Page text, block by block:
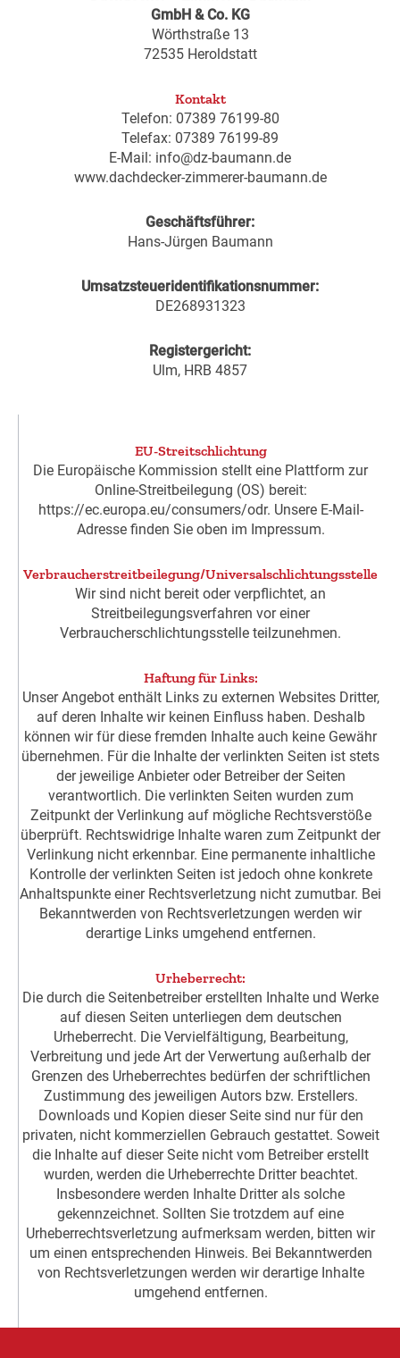
GmbH & Co. KG
Wörthstraße 13
72535 Heroldstatt
Kontakt
Telefon: 07389 76199-80
Telefax: 07389 76199-89
E-Mail: info@dz-baumann.de
www.dachdecker-zimmerer-baumann.de
Geschäftsführer:
Hans-Jürgen Baumann
Umsatzsteueridentifikationsnummer:
DE268931323
Registergericht:
Ulm, HRB 4857
EU-Streitschlichtung
Die Europäische Kommission stellt eine Plattform zur
Online-Streitbeilegung (OS) bereit:
https://ec.europa.eu/consumers/odr. Unsere E-Mail-
Adresse finden Sie oben im Impressum.
Verbraucherstreitbeilegung/Universalschlichtungsstelle
Wir sind nicht bereit oder verpflichtet, an
Streitbeilegungsverfahren vor einer
Verbraucherschlichtungsstelle teilzunehmen.
Haftung für Links:
Unser Angebot enthält Links zu externen Websites Dritter,
auf deren Inhalte wir keinen Einfluss haben. Deshalb
können wir für diese fremden Inhalte auch keine Gewähr
übernehmen. Für die Inhalte der verlinkten Seiten ist stets
der jeweilige Anbieter oder Betreiber der Seiten
verantwortlich. Die verlinkten Seiten wurden zum
Zeitpunkt der Verlinkung auf mögliche Rechtsverstöße
überprüft. Rechtswidrige Inhalte waren zum Zeitpunkt der
Verlinkung nicht erkennbar. Eine permanente inhaltliche
Kontrolle der verlinkten Seiten ist jedoch ohne konkrete
Anhaltspunkte einer Rechtsverletzung nicht zumutbar. Bei
Bekanntwerden von Rechtsverletzungen werden wir
derartige Links umgehend entfernen.
Urheberrecht:
Die durch die Seitenbetreiber erstellten Inhalte und Werke
auf diesen Seiten unterliegen dem deutschen
Urheberrecht. Die Vervielfältigung, Bearbeitung,
Verbreitung und jede Art der Verwertung außerhalb der
Grenzen des Urheberrechtes bedürfen der schriftlichen
Zustimmung des jeweiligen Autors bzw. Erstellers.
Downloads und Kopien dieser Seite sind nur für den
privaten, nicht kommerziellen Gebrauch gestattet. Soweit
die Inhalte auf dieser Seite nicht vom Betreiber erstellt
wurden, werden die Urheberrechte Dritter beachtet.
Insbesondere werden Inhalte Dritter als solche
gekennzeichnet. Sollten Sie trotzdem auf eine
Urheberrechtsverletzung aufmerksam werden, bitten wir
um einen entsprechenden Hinweis. Bei Bekanntwerden
von Rechtsverletzungen werden wir derartige Inhalte
umgehend entfernen.